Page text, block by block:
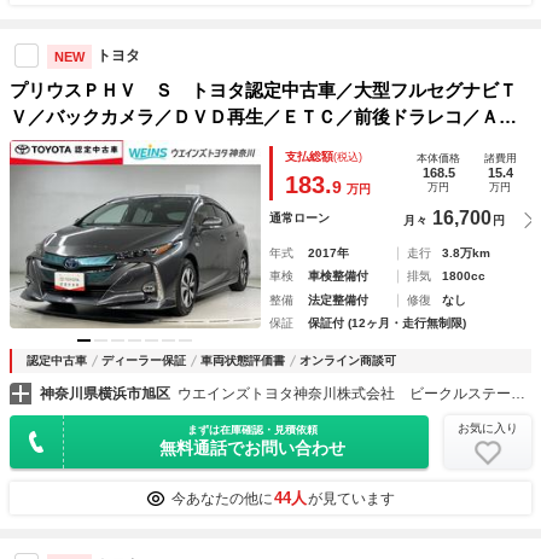
NEW トヨタ
プリウスＰＨＶ Ｓ トヨタ認定中古車／大型フルセグナビＴ
Ｖ／バックカメラ／ＤＶＤ再生／ＥＴＣ／前後ドラレコ／ＡＣ
１００Ｖ電源／オートクルーズコントロール／トヨタロングラ
ン保証／シートヒーター
支払総額(税込)
183.9 万円
本体価格
168.5
万円
諸費用
15.4
万円
通常ローン 月々 16,700 円
年式 2017年 走行
3.8万km
車検
車検整備付 排気
1800cc
整備
法定整備付 修復
なし
保証
保証付 (12ヶ月・走行無制限)
認定中古車 ディーラー保証 車両状態評価書 オンライン商談可
神奈川県横浜市旭区 ウエインズトヨタ神奈川株式会社 ビークルステーション 横浜町田インター
まずは在庫確認・見積依頼
無料通話でお問い合わせ
お気に入り
今あなたの他に44人が見ています